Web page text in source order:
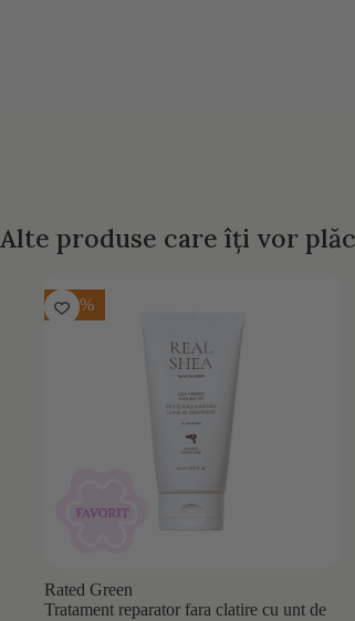
Alte produse care îți vor
-15%
Rated Green
Tratament reparator fara clatire cu unt de